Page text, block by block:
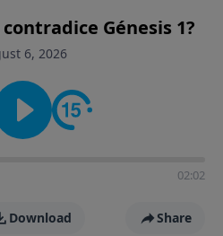
Génesis 1?
6, 2026
02:02
Download Share